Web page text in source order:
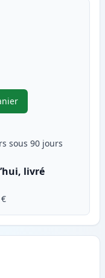
TN910BK toner
sous 90 jours
livré